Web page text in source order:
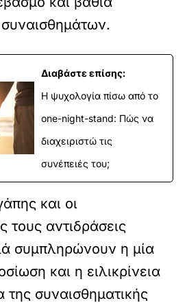
Διαβάστε επίσης:
Η ψυχολογία πίσω από το
one-night-stand: Πώς να
διαχειριστώ τις
συνέπειές του;
και οι
τους αντιδράσεις
συμπληρώνουν η μία
και η ειλικρίνεια
της συναισθηματικής